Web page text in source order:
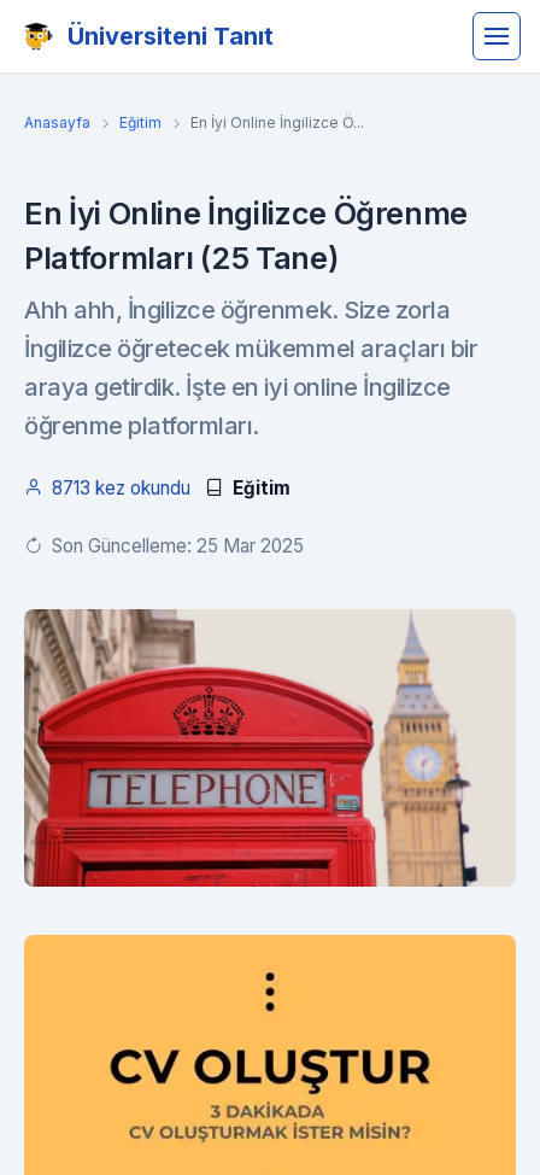
Üniversiteni Tanıt
Anasayfa Eğitim En İyi Online İngilizce Ö...
En İyi Online İngilizce Öğrenme
Platformları (25 Tane)
Ahh ahh, İngilizce öğrenmek. Size zorla
İngilizce öğretecek mükemmel araçları bir
araya getirdik. İşte en iyi online İngilizce
öğrenme platformları.
8713 kez okundu Eğitim
Son Güncelleme: 25 Mar 2025